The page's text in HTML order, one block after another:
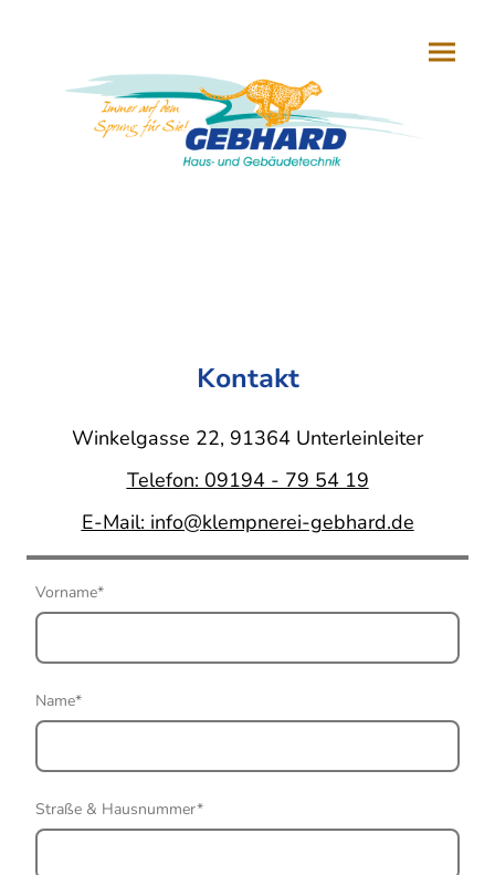
Kontakt
Winkelgasse 22, 91364 Unterleinleiter
Telefon: 09194 - 79 54 19
E-Mail: info@klempnerei-gebhard.de
Vorname*
Name*
Straße & Hausnummer*